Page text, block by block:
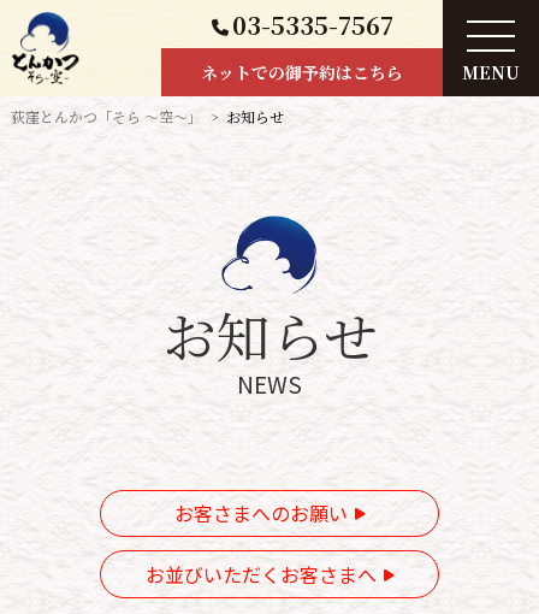
03-5335-7567
ネットでの御予約はこちら
荻窪とんかつ「そら ～空～」 お知らせ
お知らせ
NEWS
お客さまへのお願い
お並びいただくお客さまへ